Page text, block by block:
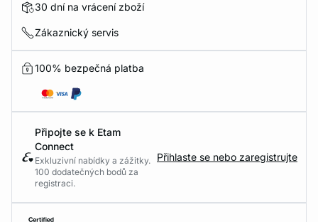
30 dní na vrácení zboží
Zákaznický servis
100% bezpečná platba
Připojte se k Etam
Connect
Exkluzivní nabídky a zážitky.
100 dodatečných bodů za
registraci.
Přihlaste se nebo zaregistrujte